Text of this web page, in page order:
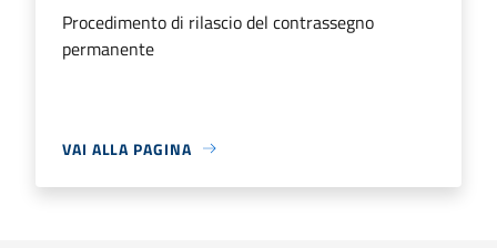
Procedimento di rilascio del contrassegno
permanente
VAI ALLA PAGINA